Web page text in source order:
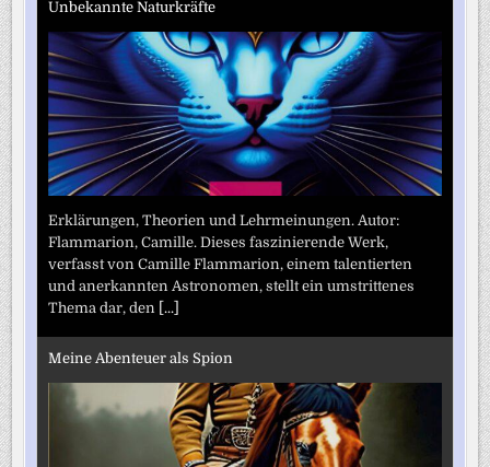
Unbekannte Naturkräfte
Erklärungen, Theorien und Lehrmeinungen. Autor:
Flammarion, Camille. Dieses faszinierende Werk,
verfasst von Camille Flammarion, einem talentierten
und anerkannten Astronomen, stellt ein umstrittenes
Thema dar, den
[...]
Meine Abenteuer als Spion